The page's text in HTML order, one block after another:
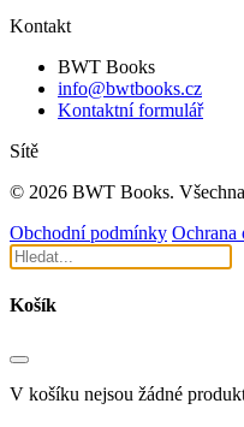
Kontakt
BWT Books
info@bwtbooks.cz
Kontaktní formulář
Sítě
© 2026 BWT Books.
Obchodní podmínky Ochrana
Košík
V košíku nejsou žádné